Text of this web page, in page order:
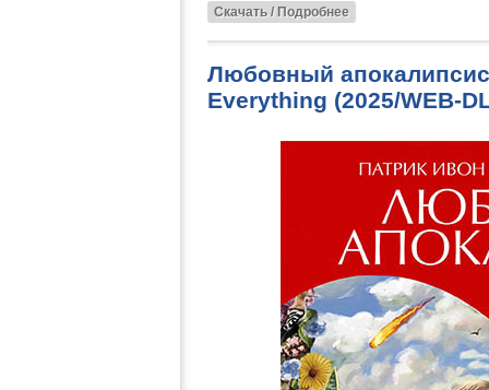
Скачать / Подробнее
Любовный
Everything (2025/WEB-